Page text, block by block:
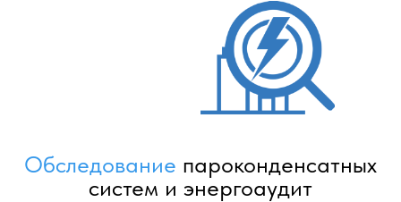
Обследование пароконденсатных
систем и энергоаудит